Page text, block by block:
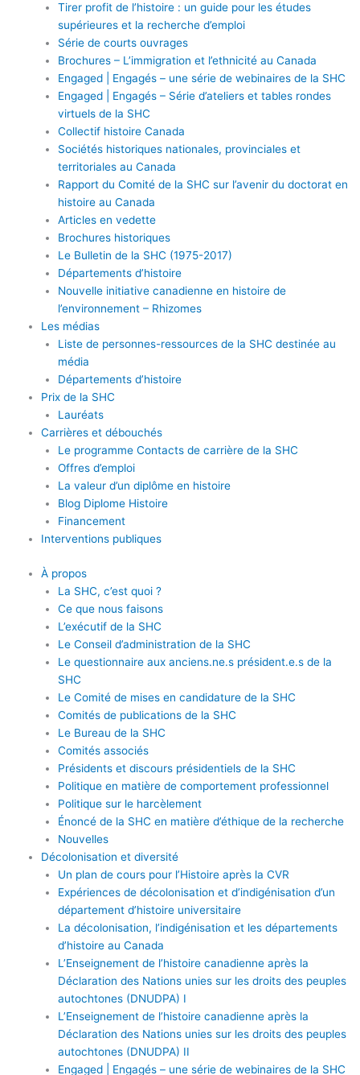
Tirer profit de l’histoire : un guide pour les études
supérieures et la recherche d’emploi
Série de courts ouvrages
Brochures – L’immigration et l’ethnicité au Canada
Engaged | Engagés – une série de webinaires de la SHC
Engaged | Engagés – Série d’ateliers et tables rondes
virtuels de la SHC
Collectif histoire Canada
Sociétés historiques nationales, provinciales et
territoriales au Canada
Rapport du Comité de la SHC sur l’avenir du doctorat en
histoire au Canada
Articles en vedette
Brochures historiques
Le Bulletin de la SHC (1975-2017)
Départements d’histoire
Nouvelle initiative canadienne en histoire de
l’environnement – Rhizomes
Les médias
Liste de personnes-ressources de la SHC destinée au
média
Départements d’histoire
Prix de la SHC
Lauréats
Carrières et débouchés
Le programme Contacts de carrière de la SHC
Offres d’emploi
La valeur d’un diplôme en histoire
Blog Diplome Histoire
Financement
Interventions publiques
À propos
La SHC, c’est quoi ?
Ce que nous faisons
L’exécutif de la SHC
Le Conseil d’administration de la SHC
Le questionnaire aux anciens.ne.s président.e.s de la
SHC
Le Comité de mises en candidature de la SHC
Comités de publications de la SHC
Le Bureau de la SHC
Comités associés
Présidents et discours présidentiels de la SHC
Politique en matière de comportement professionnel
Politique sur le harcèlement
Énoncé de la SHC en matière d’éthique de la recherche
Nouvelles
Décolonisation et diversité
Un plan de cours pour l’Histoire après la CVR
Expériences de décolonisation et d’indigénisation d’un
département d’histoire universitaire
La décolonisation, l’indigénisation et les départements
d’histoire au Canada
L’Enseignement de l’histoire canadienne après la
Déclaration des Nations unies sur les droits des peuples
autochtones (DNUDPA) I
L’Enseignement de l’histoire canadienne après la
Déclaration des Nations unies sur les droits des peuples
autochtones (DNUDPA) II
Engaged | Engagés – une série de webinaires de la SHC